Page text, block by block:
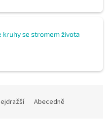
kruhy se stromem života
Abecedně